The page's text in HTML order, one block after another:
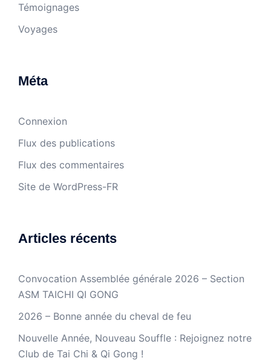
Témoignages
Voyages
Méta
Connexion
Flux des publications
Flux des commentaires
Site de WordPress-FR
Articles récents
Convocation Assemblée générale 2026 – Section
ASM TAICHI QI GONG
2026 – Bonne année du cheval de feu
Nouvelle Année, Nouveau Souffle : Rejoignez notre
Club de Tai Chi & Qi Gong !